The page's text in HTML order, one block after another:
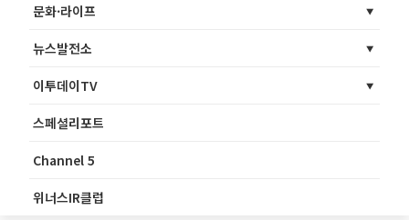
문화·라이프
뉴스발전소
이투데이TV
스페셜리포트
Channel 5
위너스IR클럽